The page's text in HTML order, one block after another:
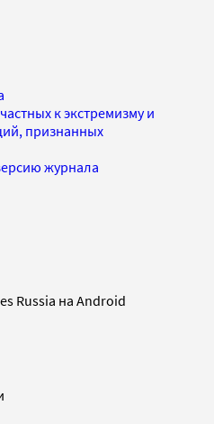
к экстремизму и
признанных
журнала
Russia на Android